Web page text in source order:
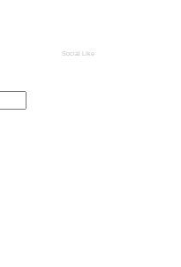
Social Like